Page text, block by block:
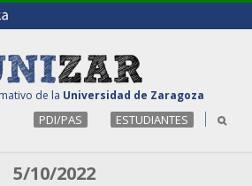
de la Universidad de Zaragoza
PDI/PAS ESTUDIANTES
5/10/2022